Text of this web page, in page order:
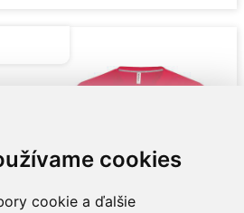
cookies
cookie a ďalšie